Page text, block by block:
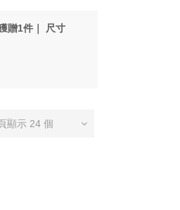
贈1件｜ 尺寸
顯示 24 個